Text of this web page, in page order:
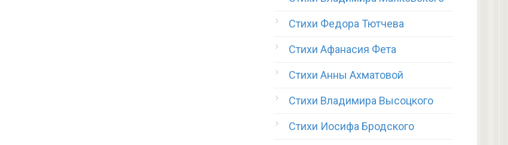
Стихи Федора Тютчева
Стихи Афанасия Фета
Стихи Анны Ахматовой
Стихи Владимира Высоцкого
Стихи Иосифа Бродского